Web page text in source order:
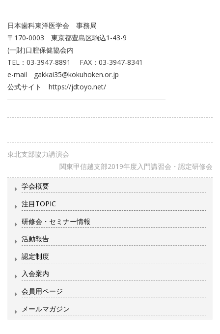
―――――――――――――――――――――――
日本歯科東洋医学会 事務局
〒170-0003 東京都豊島区駒込1-43-9
(一財)口腔保健協会内
TEL：03-3947-8891 FAX：03-3947-8341
e-mail gakkai35@kokuhoken.or.jp
公式サイト https://jdtoyo.net/
―――――――――――――――――――――――
東北支部協力講演会
関東甲信越支部2019年度入門講習会・認定研修会
学会概要
注目TOPIC
研修会・セミナー情報
活動報告
認定制度
入会案内
会員用ページ
メールマガジン